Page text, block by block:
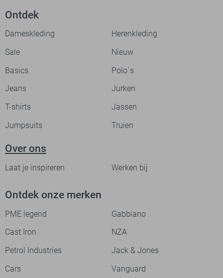
Ontdek
Dameskleding
Herenkleding
Sale
Nieuw
Basics
Polo`s
Jeans
Jurken
T-shirts
Jassen
Jumpsuits
Truien
Over ons
Laat je inspireren Werken bij
Ontdek onze merken
PME legend
Gabbiano
Cast Iron
NZA
Petrol Industries
Jack & Jones
Cars
Vanguard